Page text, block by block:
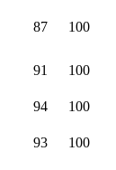
87 100
91 100
94 100
93 100